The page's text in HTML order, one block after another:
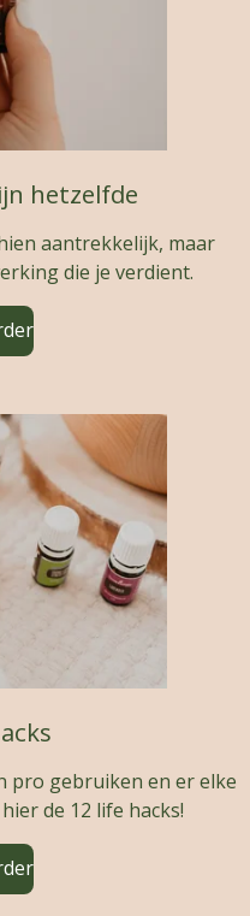
hetzelfde
aantrekkelijk, maar
die je verdient.
pro gebruiken en er elke
de 12 life hacks!